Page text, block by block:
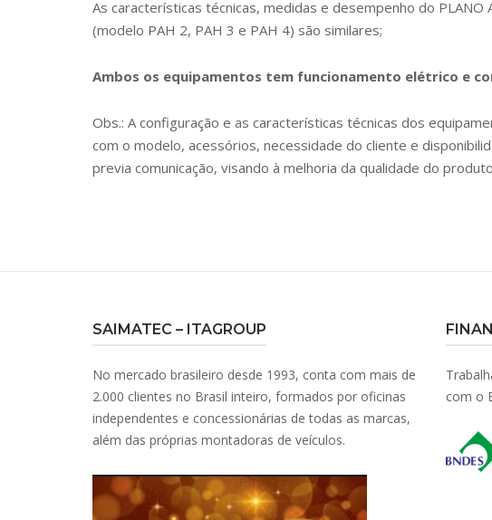
As características técnicas, medidas e desempenho do PLANO
(modelo PAH 2, PAH 3 e PAH 4) são similares;
Ambos os equipamentos tem funcionamento elétrico e
Obs.: A configuração e as características técnicas dos
com o modelo, acessórios, necessidade do cliente e
previa comunicação, visando à melhoria da qualidade do
SAIMATEC – ITAGROUP
No mercado brasileiro desde 1993, conta com mais de
2.000 clientes no Brasil inteiro, formados por oficinas
independentes e concessionárias de todas as marcas,
além das próprias montadoras de veículos.
com o